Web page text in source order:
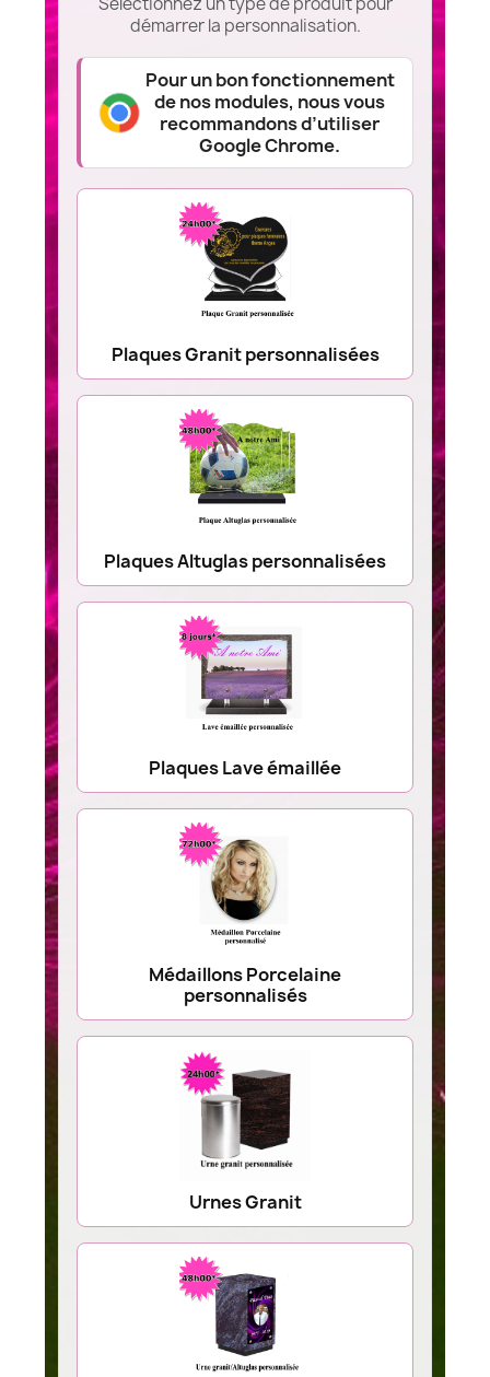
démarrer la personnalisation.
Pour un bon fonctionnement
de nos modules, nous vous
recommandons d’utiliser
Google Chrome.
Plaques Granit personnalisées
Plaques Altuglas personnalisées
Plaques Lave émaillée
Médaillons Porcelaine
personnalisés
Urnes Granit